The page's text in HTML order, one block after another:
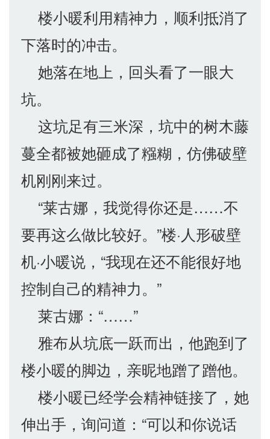
楼小暖利用精神力，顺利抵消了
下落时的冲击。
她落在地上，回头看了一眼大
坑。
这坑足有三米深，坑中的树木藤
蔓全都被她砸成了糨糊，仿佛破壁
机刚刚来过。
“莱古娜，我觉得你还是……不
要再这么做比较好。”楼·人形破壁
机·小暖说，“我现在还不能很好地
控制自己的精神力。”
莱古娜：“……”
雅布从坑底一跃而出，他跑到了
楼小暖的脚边，亲昵地蹭了蹭他。
楼小暖已经学会精神链接了，她
伸出手，询问道：“可以和你说话